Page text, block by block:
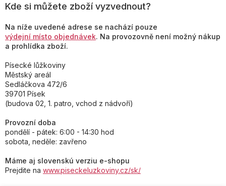
Kde si můžete zboží vyzvednout?
Na níže uvedené adrese se nachází pouze
výdejní místo objednávek. Na provozovně není možný nákup
a prohlídka zboží.
Písecké lůžkoviny
Městský areál
Sedláčkova 472/6
39701 Písek
(budova 02, 1. patro, vchod z nádvoří)
Provozní doba
pondělí - pátek: 6:00 - 14:30 hod
sobota, neděle: zavřeno
Máme aj slovenskú verziu e-shopu
Prejdite na www.piseckeluzkoviny.cz/sk/